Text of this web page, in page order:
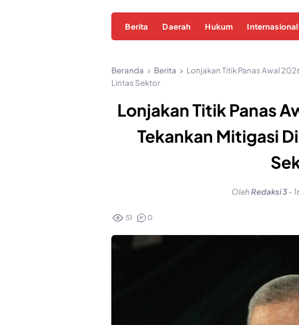
Berita Daerah Hukum Internasional
Beranda Berita
Lonjakan Titik Panas Awal
Lintas Sektor
Lonjakan Titik Panas
Tekankan Mitigasi
OlehRedaksi 3 -
51 0